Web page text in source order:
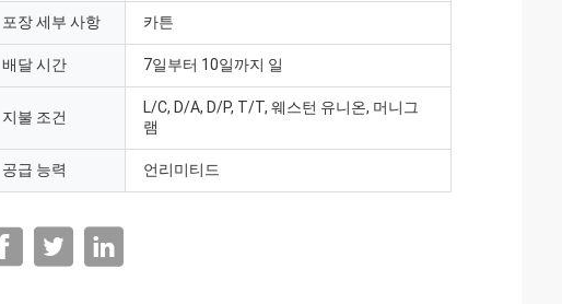
포장 세부 사항 카튼
배달 시간 7일부터 10일까지 일
지불 조건
L/C, D/A, D/P, T/T, 웨스턴 유니온, 머니그
램
공급 능력 언리미티드